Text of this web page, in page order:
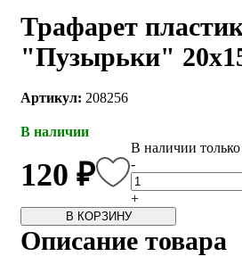
106
256-54-
Трафарет
"Пузырьки"
Артикул: 208256
В наличии
120 ₽
В наличии
-
+
В КОРЗИНУ
Описание товара